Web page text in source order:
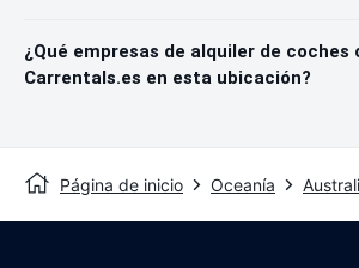
¿Qué empresas de alquiler de coches
Carrentals.es en esta ubicación?
Página de inicio Oceanía